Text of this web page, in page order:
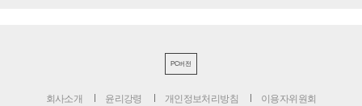
PC버전
회사소개 윤리강령 개인정보처리방침 이용자위원회